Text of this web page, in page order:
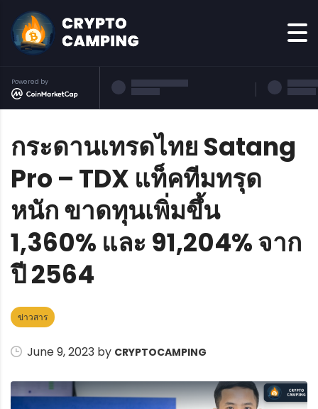
Powered by
กระดานเทรดไทย Satang
Pro – TDX แท็คทีมทรุด
หนัก ขาดทุนเพิ่มขึ้น
1,360% และ 91,204% จาก
ปี 2564
ข่าวสาร
June 9, 2023 by CRYPTOCAMPING